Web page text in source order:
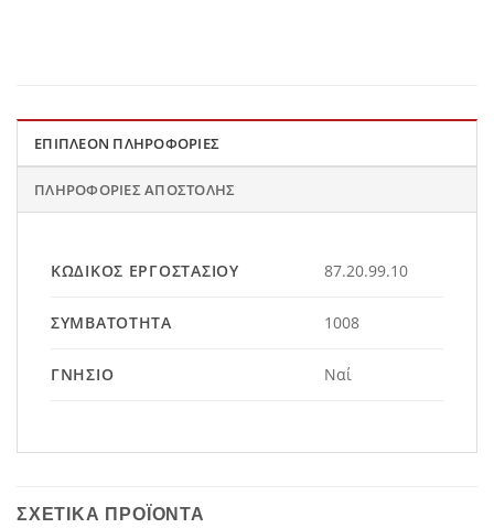
ΕΠΙΠΛΈΟΝ ΠΛΗΡΟΦΟΡΊΕΣ
ΠΛΗΡΟΦΟΡΊΕΣ ΑΠΟΣΤΟΛΉΣ
ΚΩΔΙΚΌΣ ΕΡΓΟΣΤΑΣΊΟΥ 87.20.99.10
ΣΥΜΒΑΤΌΤΗΤΑ 1008
ΓΝΉΣΙΟ Ναί
ΣΧΕΤΙΚΆ ΠΡΟΪΌΝΤΑ